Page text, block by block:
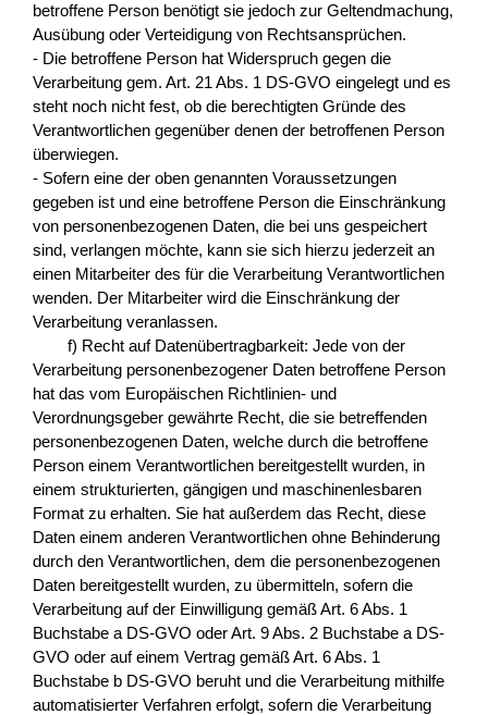
betroffene Person benötigt sie jedoch zur Geltendmachung,
Ausübung oder Verteidigung von Rechtsansprüchen.
- Die betroffene Person hat Widerspruch gegen die
Verarbeitung gem. Art. 21 Abs. 1 DS-GVO eingelegt und es
steht noch nicht fest, ob die berechtigten Gründe des
Verantwortlichen gegenüber denen der betroffenen Person
überwiegen.
- Sofern eine der oben genannten Voraussetzungen
gegeben ist und eine betroffene Person die Einschränkung
von personenbezogenen Daten, die bei uns gespeichert
sind, verlangen möchte, kann sie sich hierzu jederzeit an
einen Mitarbeiter des für die Verarbeitung Verantwortlichen
wenden. Der Mitarbeiter wird die Einschränkung der
Verarbeitung veranlassen.
f) Recht auf Datenübertragbarkeit: Jede von der
Verarbeitung personenbezogener Daten betroffene Person
hat das vom Europäischen Richtlinien- und
Verordnungsgeber gewährte Recht, die sie betreffenden
personenbezogenen Daten, welche durch die betroffene
Person einem Verantwortlichen bereitgestellt wurden, in
einem strukturierten, gängigen und maschinenlesbaren
Format zu erhalten. Sie hat außerdem das Recht, diese
Daten einem anderen Verantwortlichen ohne Behinderung
durch den Verantwortlichen, dem die personenbezogenen
Daten bereitgestellt wurden, zu übermitteln, sofern die
Verarbeitung auf der Einwilligung gemäß Art. 6 Abs. 1
Buchstabe a DS-GVO oder Art. 9 Abs. 2 Buchstabe a DS-
GVO oder auf einem Vertrag gemäß Art. 6 Abs. 1
Buchstabe b DS-GVO beruht und die Verarbeitung mithilfe
automatisierter Verfahren erfolgt, sofern die Verarbeitung